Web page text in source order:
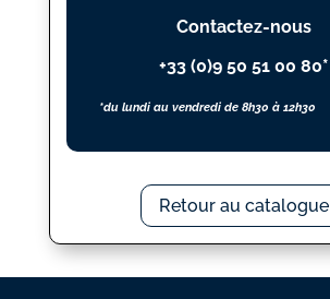
Contactez-nous
+33 (0)9 50 51 00 80*
*du lundi au vendredi de 8h30 à 12h30
Retour au catalogue